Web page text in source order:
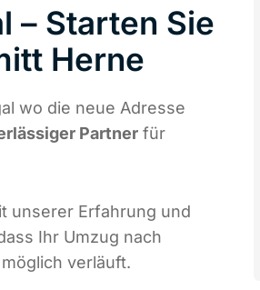
– Starten Sie
Herne
wo die neue Adresse
Partner für
unserer Erfahrung und
Ihr Umzug nach
verläuft.